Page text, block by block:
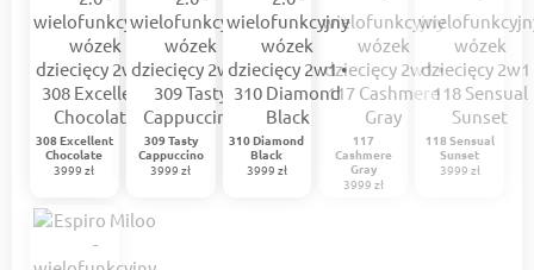
117
Cashmere
Gray
3999 zł
118 Sensual
Sunset
3999 zł
308 Excellent
Chocolate
3999 zł
309 Tasty
Cappuccino
3999 zł
310 Diamond
Black
3999 zł